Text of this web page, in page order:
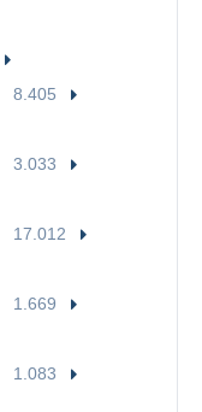
8.405
3.033
17.012
1.669
1.083